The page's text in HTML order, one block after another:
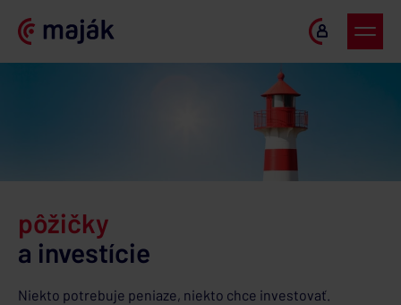
pôžičky
a investície
Niekto potrebuje peniaze, niekto chce investovať.